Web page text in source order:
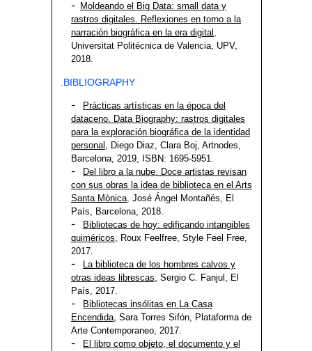
Moldeando el Big Data: small data y
rastros digitales. Reflexiones en torno a la
narración biográfica en la era digital ,
Universitat Politécnica de Valencia, UPV,
2018.
.BIBLIOGRAPHY
Prácticas artísticas en la época del
dataceno. Data Biography: rastros digitales
para la exploración biográfica de la identidad
personal , Diego Diaz, Clara Boj, Artnodes,
Barcelona, 2019, ISBN: 1695-5951.
Del libro a la nube. Doce artistas revisan
con sus obras la idea de biblioteca en el Arts
Santa Mònica, José Ángel Montañés, El
País, Barcelona, 2018.
Bibliotecas de hoy: edificando intangibles
quiméricos, Roux Feelfree, Style Feel Free,
2017.
La biblioteca de los hombres calvos y
otras ideas librescas, Sergio C. Fanjul, El
País, 2017.
Bibliotecas insólitas en La Casa
Encendida, Sara Torres Sifón, Plataforma de
Arte Contemporaneo, 2017.
El libro como objeto, el documento y el